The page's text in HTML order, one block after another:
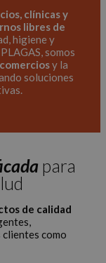
clínicas y
libres de
higiene y
somos
y la
soluciones
para
de calidad
como